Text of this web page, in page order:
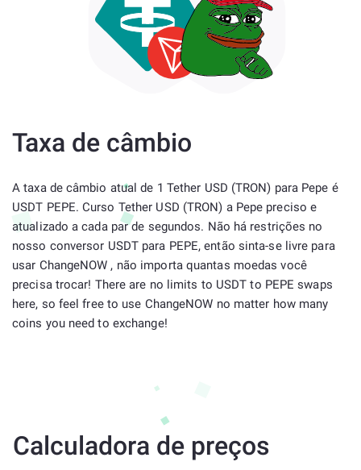
Taxa de câmbio
A taxa de câmbio atual de 1 Tether USD (TRON) para Pepe é
USDT PEPE. Curso Tether USD (TRON) a Pepe preciso e
atualizado a cada par de segundos. Não há restrições no
nosso conversor USDT para PEPE, então sinta-se livre para
usar ChangeNOW , não importa quantas moedas você
precisa trocar! There are no limits to USDT to PEPE swaps
here, so feel free to use ChangeNOW no matter how many
coins you need to exchange!
Calculadora de preços